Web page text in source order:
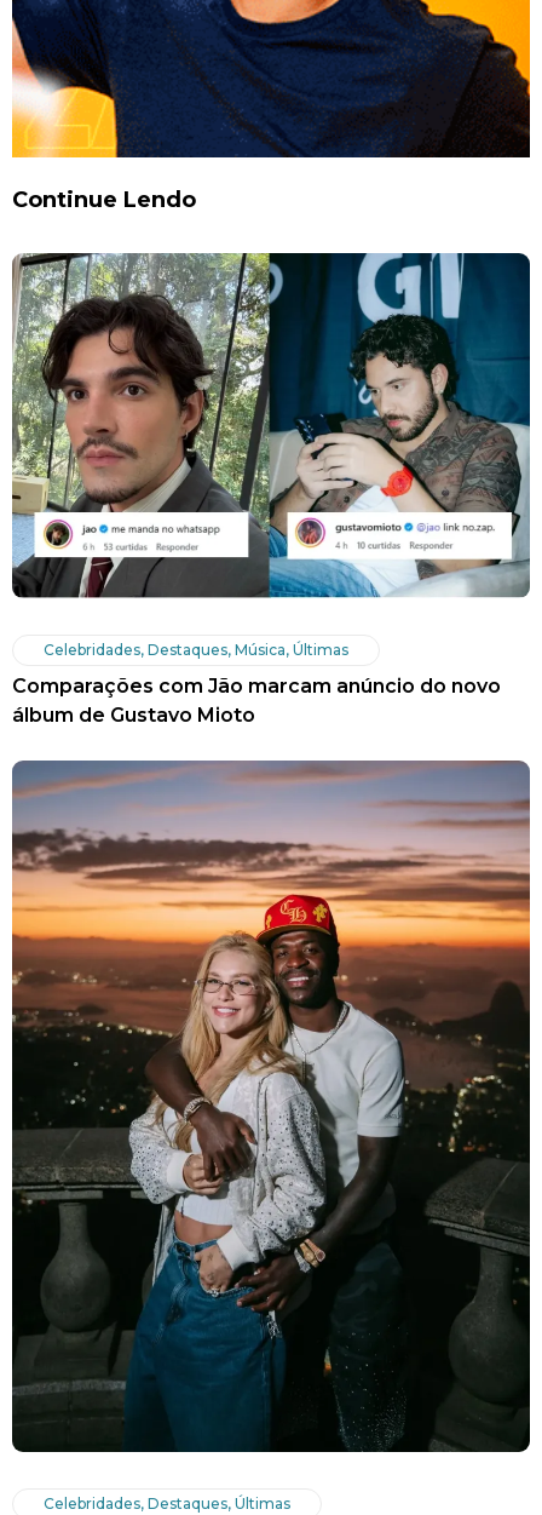
Continue Lendo
Celebridades, Destaques, Música, Últimas
Comparações com Jão marcam anúncio do novo
álbum de Gustavo Mioto
Celebridades, Destaques, Últimas